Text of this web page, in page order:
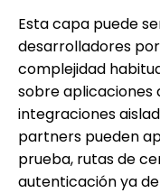
Esta capa puede
desarrolladores
complejidad
sobre aplicaciones
integraciones
partners pueden
prueba, rutas de
autenticación ya